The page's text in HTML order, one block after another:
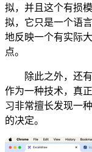
拟，并且这个有损
拟，它只是一个语
地反映一个有实际
点。
除此之外，还有
作为一种技术，真
习非常擅长发现一
的决定。